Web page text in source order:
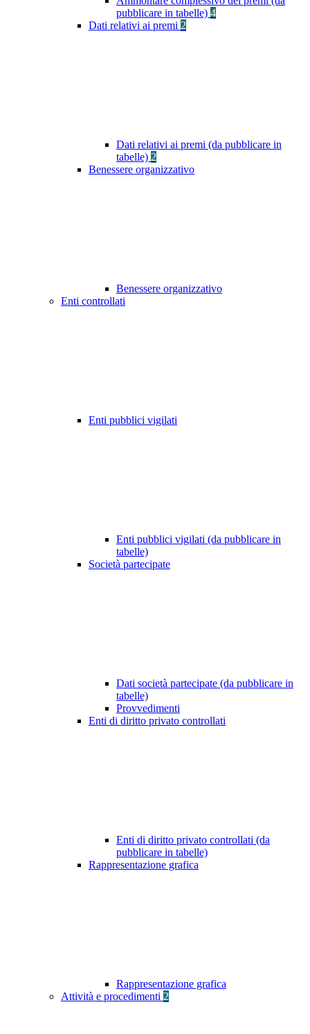
pubblicare in tabelle) 4
Dati relativi ai premi 2
Dati relativi ai premi (da pubblicare in
tabelle) 2
Benessere organizzativo
Benessere organizzativo
Enti controllati
Enti pubblici vigilati
Enti pubblici vigilati (da pubblicare in
tabelle)
Società partecipate
Dati società partecipate (da pubblicare in
tabelle)
Provvedimenti
Enti di diritto privato controllati
Enti di diritto privato controllati (da
pubblicare in tabelle)
Rappresentazione grafica
Rappresentazione grafica
Attività e procedimenti 2